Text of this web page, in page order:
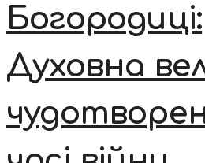
Богородиці:
Духовна